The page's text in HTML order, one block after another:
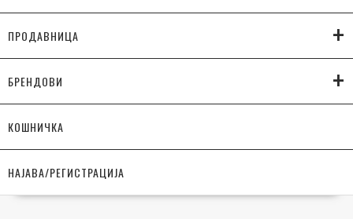
ПРОДАВНИЦА +
БРЕНДОВИ +
КОШНИЧКА
НАЈАВА/РЕГИСТРАЦИЈА